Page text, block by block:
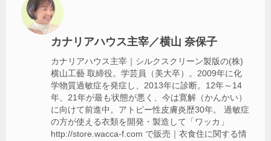
ー
シ
カナリアハウス主宰／横山 奈保子
カナリアハウス主宰｜シルクスクリーン製版の(株)
横山工藝 取締役。学芸員（美大卒）。2009年に化
学物質過敏症を発症し、2013年に診断。12年～14
年、21年が最も状態が悪く、今は寛解（かんかい）
に向けて前進中。アトピー性皮膚炎歴30年。 過敏症
の方が使える衣類を開発・製造して「ワッカ」
http://store.wacca-f.com で販売｜衣食住に関する情